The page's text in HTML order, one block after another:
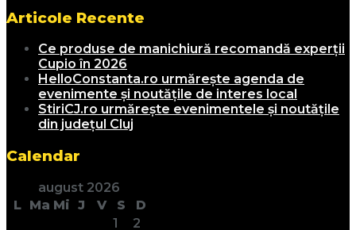
Articole Recente
Ce produse de manichiură recomandă experții
Cupio în 2026
HelloConstanta.ro urmărește agenda de
evenimente și noutățile de interes local
StiriCJ.ro urmărește evenimentele și noutățile
din județul Cluj
Calendar
august 2026
L Ma Mi J V S
D
1
2